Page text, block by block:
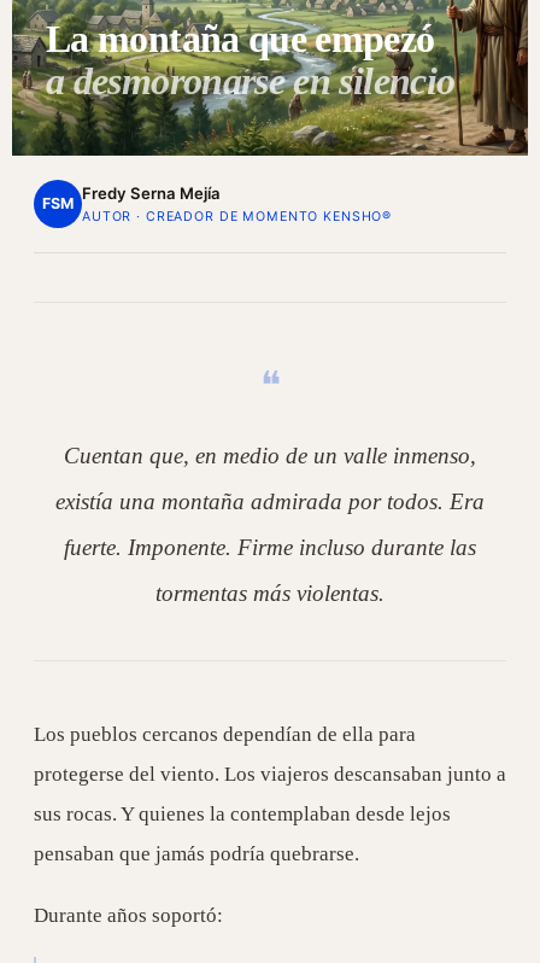
La montaña que empezó
a desmoronarse en silencio
FSM
Fredy Serna Mejía
AUTOR · CREADOR DE MOMENTO KENSHO®
Cuentan que, en medio de un valle inmenso,
existía una montaña admirada por todos. Era
fuerte. Imponente. Firme incluso durante las
tormentas más violentas.
Los pueblos cercanos dependían de ella para
protegerse del viento. Los viajeros descansaban junto a
sus rocas. Y quienes la contemplaban desde lejos
pensaban que jamás podría quebrarse.
Durante años soportó: